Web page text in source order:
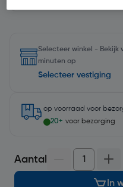
Selecteer winkel - Bekijk
minuten op
Selecteer vestiging
op voorraad voor
20+ voor bezorging
Aantal
In